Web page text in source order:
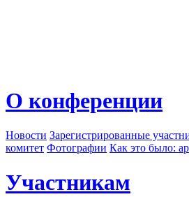
О конференции
Новости Зарегистрированные
комитет Фотографии Как это было:
Участникам